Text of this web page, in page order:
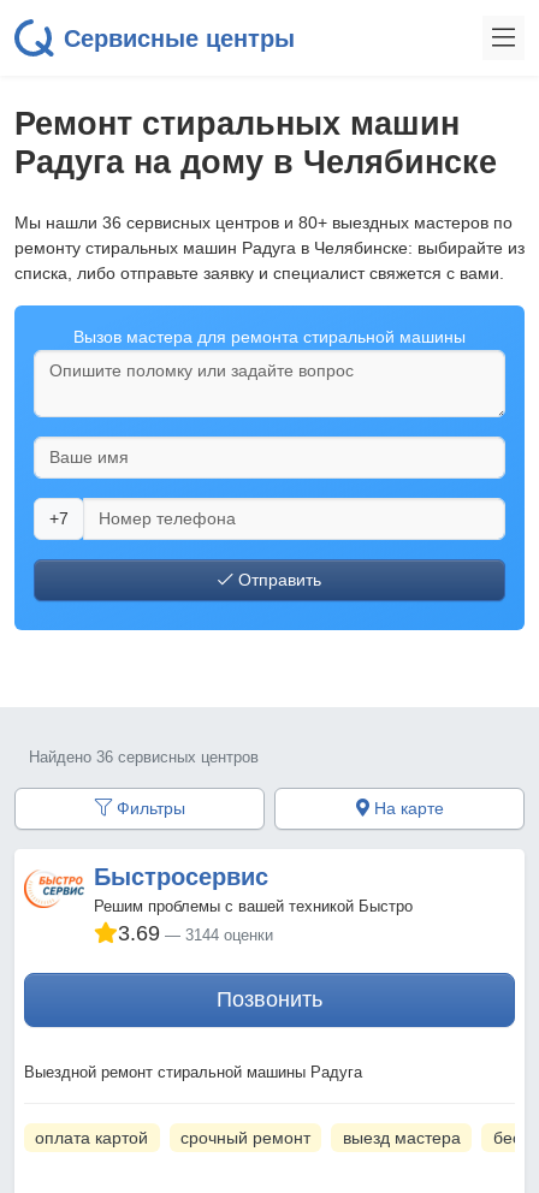
Сервисные центры
Ремонт стиральных машин
Радуга на дому в Челябинске
Мы нашли 36 сервисных центров и 80+ выездных мастеров по
ремонту стиральных машин Радуга в Челябинске: выбирайте из
списка, либо отправьте заявку и специалист свяжется с вами.
Вызов мастера для ремонта стиральной машины
+7
Отправить
Найдено 36 сервисных центров
Фильтры На карте
Быстросервис
Решим проблемы с вашей техникой Быстро
3.69 3144 оценки
Позвонить
Выездной ремонт стиральной машины Радуга
оплата картой срочный ремонт выезд мастера